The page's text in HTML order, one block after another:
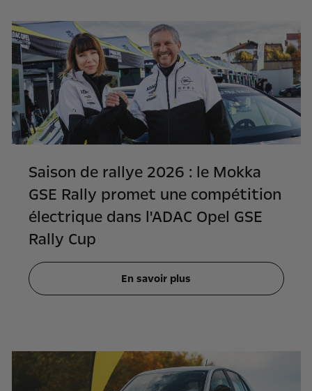
Saison de rallye 2026 : le Mokka
GSE Rally promet une compétition
électrique dans l'ADAC Opel GSE
Rally Cup
En savoir plus